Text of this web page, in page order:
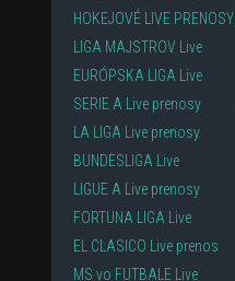
HOKEJOVÉ LIVE PRENOSY
LIGA MAJSTROV Live
EURÓPSKA LIGA Live
SERIE A Live prenosy
LA LIGA Live prenosy
BUNDESLIGA Live
LIGUE A Live prenosy
FORTUNA LIGA Live
EL CLASICO Live prenos
MS vo FUTBALE Live